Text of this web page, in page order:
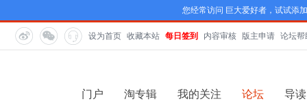
您经常访问 巨大爱好者，试试添
设为首页 收藏本站 每日签到 内容审核 版主申请 论坛帮
门户 淘专辑 我的关注 论坛 导读